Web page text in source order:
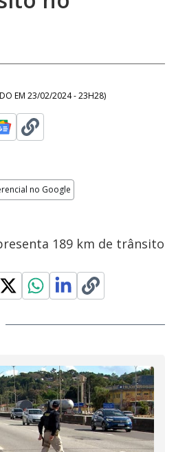
EM 23/02/2024 - 23H28)
no Google
189 km de trânsito